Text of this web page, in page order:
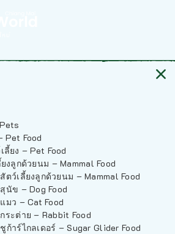
Pet Food
ลี้ยง – Pet Food
งลูกด้วยนม – Mammal Food
ตว์เลี้ยงลูกด้วยนม – Mammal Food
นัข – Dog Food
มว – Cat Food
ระต่าย – Rabbit Food
ก้าร์ไกลเดอร์ – Sugar Glider Food